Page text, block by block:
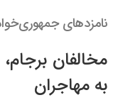
نامزدهای
مخالفان
به مهاجران